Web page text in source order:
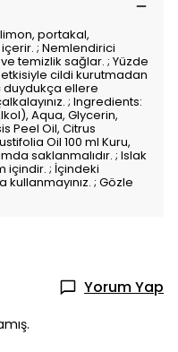
portakal,
; Nemlendirici
temizlik sağlar. ; Yüzde
cildi kurutmadan
duydukça ellere
; Ingredients:
Aqua, Glycerin,
Peel Oil, Citrus
Oil 100 ml Kuru,
saklanmalıdır. ; Islak
içindir. ; İçindeki
; Gözle
Yorum Yap